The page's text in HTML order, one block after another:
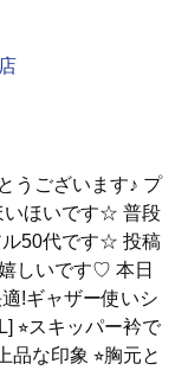
うございます♪ プ
いほいです☆ 普段
ル50代です☆ 投稿
しいです♡ 本日
!ギャザー使いシ
スキッパー衿で
品な印象 ⭐︎胸元と